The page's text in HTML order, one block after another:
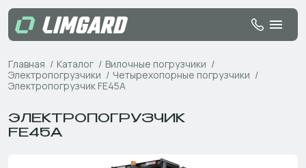
Главная Каталог
Вилочные погрузчики
Электропогрузчики
Четырехопорные погрузчики
Электропогрузчик FE45A
ЭЛЕКТРОПОГРУЗЧИК
FE45A